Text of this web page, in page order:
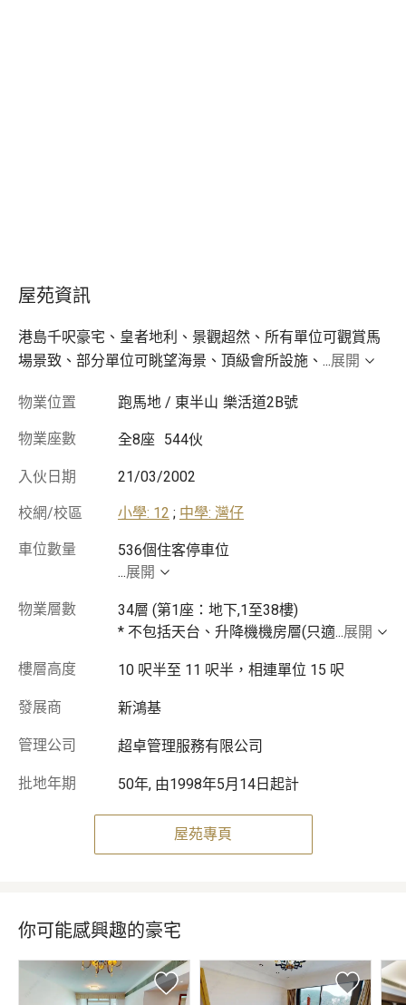
屋苑資訊
港島千呎豪宅、皇者地利、景觀超然、所有單位可觀賞馬
場景致、部分單位可眺望海景、頂級會所設施、 ...展開
物業位置 跑馬地 / 東半山 樂活道2B號
物業座數 全8座 544伙
入伙日期 21/03/2002
校網/校區 小學: 12 ; 中學: 灣仔
車位數量
...展開
物業層數
34層 (第1座：地下,1至38樓)
* 不包括天台、升降機機房層(只適...展開
樓層高度 10 呎半至 11 呎半，相連單位 15 呎
發展商 新鴻基
管理公司 超卓管理服務有限公司
批地年期 50年, 由1998年5月14日起計
屋苑專頁
你可能感興趣的豪宅